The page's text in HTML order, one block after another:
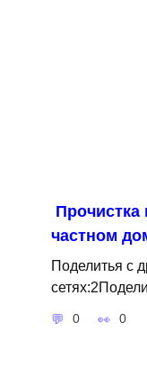
Прочистка
частном
Поделитья с
0 0